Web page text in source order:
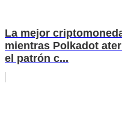
La mejor
mientras Polkadot
el patrón c...